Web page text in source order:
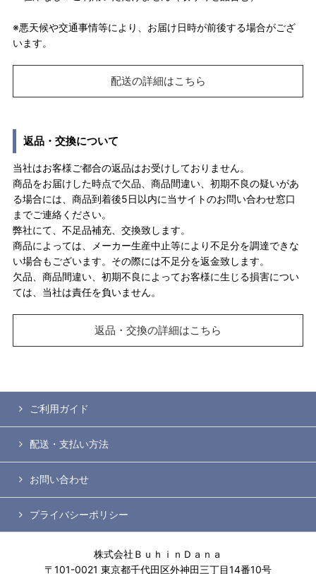
※悪天候や交通事情等により、お届け日時が前後する場合がござ
います。
配送の詳細はこちら
返品・交換について
当社はお客様ご都合の返品はお受けしておりません。
商品をお届けした時点で欠品、商品間違い、初期不良の疑いがあ
る場合には、商品到着後5日以内に当サイトのお問い合わせ窓口
までご連絡ください。
弊社にて、不足品補充、交換致します。
商品によっては、メーカー生産中止等により不足分を調達できな
い場合もございます。その際には不足分を返金致します。
欠品、商品間違い、初期不良によってお客様に生じる損害につい
ては、当社は責任を負いません。
返品・交換の詳細はこちら
ご利用ガイド
配送・支払い方法
お問い合わせ
プライバシーポリシー
株式会社ＢｕｈｉｎＤａｎａ
〒101-0021 東京都千代田区外神田三丁目14番10号